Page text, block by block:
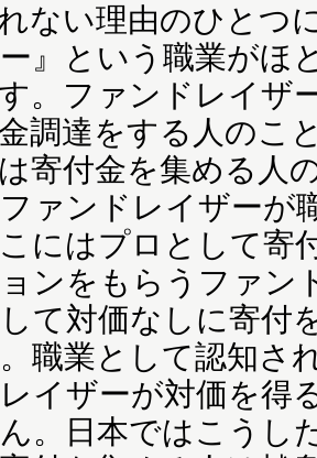
れない理由のひとつ
』という職業がほ
。ファンドレイザ
調達をする人のこ
寄付金を集める人
ァンドレイザーが
にはプロとして寄
ンをもらうファン
て対価なしに寄付
職業として認知さ
イザーが対価を得
。日本ではこうし